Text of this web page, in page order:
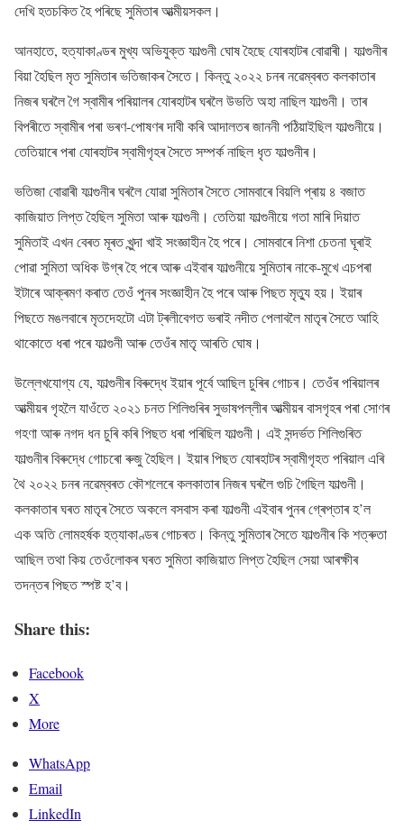
দেখি হতচকিত হৈ পৰিছে সুমিতাৰ আত্মীয়সকল।
আনহাতে, হত্যাকাণ্ডৰ মুখ্য অভিযুক্ত ফাল্গুনী ঘোষ হৈছে যোৰহাটৰ বোৱাৰী। ফাল্গুনীৰ
বিয়া হৈছিল মৃত সুমিতাৰ ভতিজাকৰ সৈতে। কিন্তু ২০২২ চনৰ নৱেম্বৰত কলকাতাৰ
নিজৰ ঘৰলৈ গৈ স্বামীৰ পৰিয়ালৰ যোৰহাটৰ ঘৰলৈ উভতি অহা নাছিল ফাল্গুনী। তাৰ
বিপৰীতে স্বামীৰ পৰা ভৰণ-পোষণৰ দাবী কৰি আদালতৰ জাননী পঠিয়াইছিল ফাল্গুনীয়ে।
তেতিয়াৰে পৰা যোৰহাটৰ স্বামীগৃহৰ সৈতে সম্পৰ্ক নাছিল ধৃত ফাল্গুনীৰ।
ভতিজা বোৱাৰী ফাল্গুনীৰ ঘৰলৈ যোৱা সুমিতাৰ সৈতে সোমবাৰে বিয়লি প্ৰায় ৪ বজাত
কাজিয়াত লিপ্ত হৈছিল সুমিতা আৰু ফাল্গুনী। তেতিয়া ফাল্গুনীয়ে গতা মাৰি দিয়াত
সুমিতাই এখন বেৰত মূৰত খুন্দা খাই সংজ্ঞাহীন হৈ পৰে। সোমবাৰে নিশা চেতনা ঘূৰাই
পোৱা সুমিতা অধিক উগ্ৰ হৈ পৰে আৰু এইবাৰ ফাল্গুনীয়ে সুমিতাৰ নাকে-মুখে এচপৰা
ইটাৰে আক্ৰমণ কৰাত তেওঁ পুনৰ সংজ্ঞাহীন হৈ পৰে আৰু পিছত মৃত্যু হয়। ইয়াৰ
পিছতে মঙলবাৰে মৃতদেহটো এটা ট্ৰলীবেগত ভৰাই নদীত পেলাবলৈ মাতৃৰ সৈতে আহি
থাকোতে ধৰা পৰে ফাল্গুনী আৰু তেওঁৰ মাতৃ আৰতি ঘোষ।
উল্লেখযোগ্য যে, ফাল্গুনীৰ বিৰুদ্ধে ইয়াৰ পূৰ্বে আছিল চুৰিৰ গোচৰ। তেওঁৰ পৰিয়ালৰ
আত্মীয়ৰ গৃহলৈ যাওঁতে ২০২১ চনত শিলিগুৰিৰ সুভাষপল্লীৰ আত্মীয়ৰ বাসগৃহৰ পৰা সোণৰ
গহণা আৰু নগদ ধন চুৰি কৰি পিছত ধৰা পৰিছিল ফাল্গুনী। এই সন্দৰ্ভত শিলিগুৰিত
ফাল্গুনীৰ বিৰুদ্ধে গোচৰো ৰুজু হৈছিল। ইয়াৰ পিছত যোৰহাটৰ স্বামীগৃহত পৰিয়াল এৰি
থৈ ২০২২ চনৰ নৱেম্বৰত কৌশলেৰে কলকাতাৰ নিজৰ ঘৰলৈ গুচি গৈছিল ফাল্গুনী।
কলকাতাৰ ঘৰত মাতৃৰ সৈতে অকলে বসবাস কৰা ফাল্গুনী এইবাৰ পুনৰ গ্ৰেপ্তাৰ হ’ল
এক অতি লোমহৰ্ষক হত্যাকাণ্ডৰ গোচৰত। কিন্তু সুমিতাৰ সৈতে ফাল্গুনীৰ কি শত্ৰুতা
আছিল তথা কিয় তেওঁলোকৰ ঘৰত সুমিতা কাজিয়াত লিপ্ত হৈছিল সেয়া আৰক্ষীৰ
তদন্তৰ পিছত স্পষ্ট হ’ব।
Share this:
Facebook
X
More
WhatsApp
Email
LinkedIn